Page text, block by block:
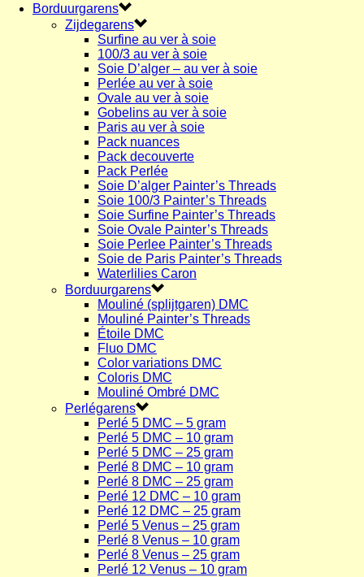
Borduurgarens
Zijdegarens
Surfine au ver à soie
100/3 au ver à soie
Soie D’alger – au ver à soie
Perlée au ver à soie
Ovale au ver à soie
Gobelins au ver à soie
Paris au ver à soie
Pack nuances
Pack decouverte
Pack Perlée
Soie D’alger Painter’s Threads
Soie 100/3 Painter’s Threads
Soie Surfine Painter’s Threads
Soie Ovale Painter’s Threads
Soie Perlee Painter’s Threads
Soie de Paris Painter’s Threads
Waterlilies Caron
Borduurgarens
Mouliné (splijtgaren) DMC
Mouliné Painter’s Threads
Étoile DMC
Fluo DMC
Color variations DMC
Coloris DMC
Mouliné Ombré DMC
Perlégarens
Perlé 5 DMC – 5 gram
Perlé 5 DMC – 10 gram
Perlé 5 DMC – 25 gram
Perlé 8 DMC – 10 gram
Perlé 8 DMC – 25 gram
Perlé 12 DMC – 10 gram
Perlé 12 DMC – 25 gram
Perlé 5 Venus – 25 gram
Perlé 8 Venus – 10 gram
Perlé 8 Venus – 25 gram
Perlé 12 Venus – 10 gram